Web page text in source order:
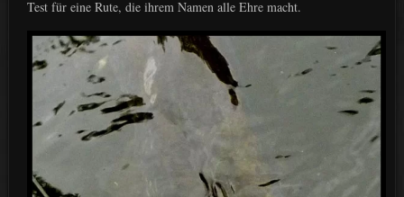
Test für eine Rute, die ihrem Namen alle Ehre macht.